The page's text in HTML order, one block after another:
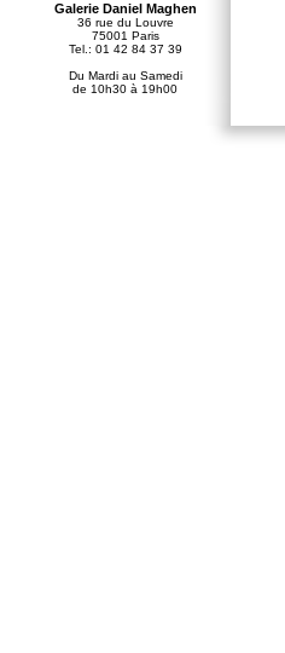
Galerie Daniel Maghen
36 rue du Louvre
75001 Paris
Tel.: 01 42 84 37 39
Du Mardi au Samedi
de 10h30 à 19h00